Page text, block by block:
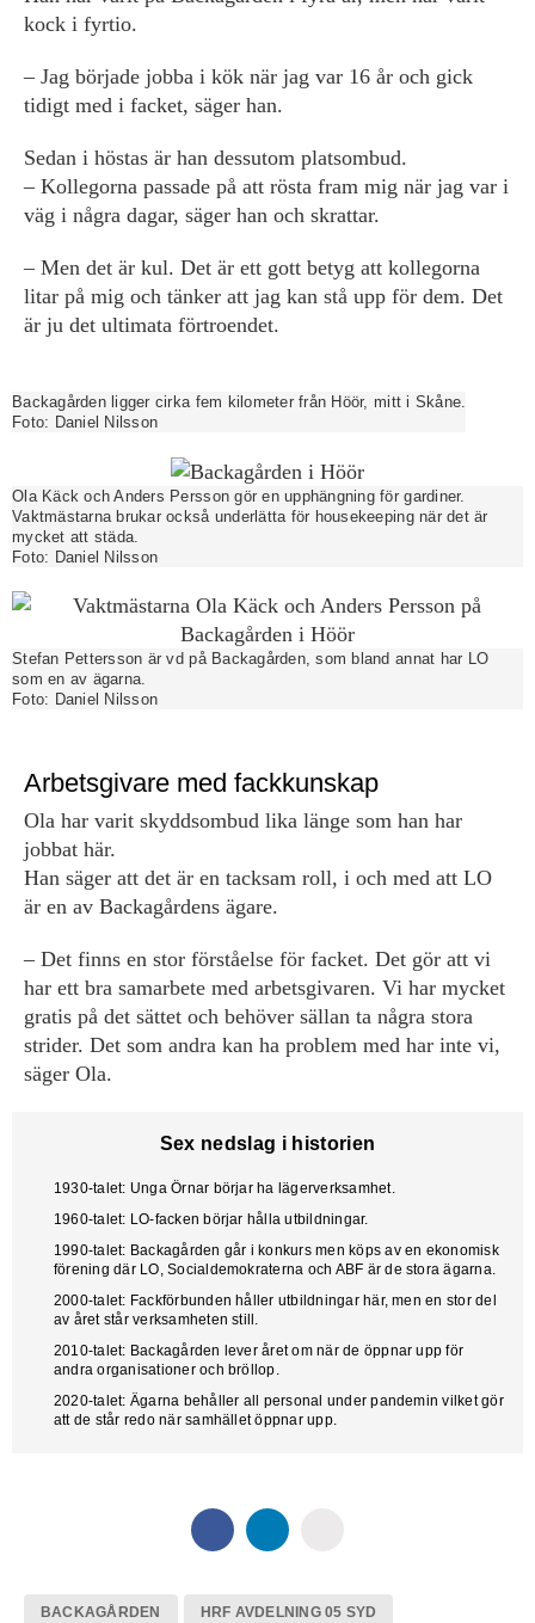
kock i fyrtio.
– Jag började jobba i kök när jag var 16 år och gick
tidigt med i facket, säger han.
Sedan i höstas är han dessutom platsombud.
– Kollegorna passade på att rösta fram mig när jag var i
väg i några dagar, säger han och skrattar.
– Men det är kul. Det är ett gott betyg att kollegorna
litar på mig och tänker att jag kan stå upp för dem. Det
är ju det ultimata förtroendet.
Backagården ligger cirka fem kilometer från Höör, mitt i Skåne.
Foto: Daniel Nilsson
Ola Käck och Anders Persson gör en upphängning för gardiner.
Vaktmästarna brukar också underlätta för housekeeping när det är
mycket att städa.
Foto: Daniel Nilsson
Stefan Pettersson är vd på Backagården, som bland annat har LO
som en av ägarna.
Foto: Daniel Nilsson
Arbetsgivare med fackkunskap
Ola har varit skyddsombud lika länge som han har
jobbat här.
Han säger att det är en tacksam roll, i och med att LO
är en av Backagårdens ägare.
– Det finns en stor förståelse för facket. Det gör att vi
har ett bra samarbete med arbetsgivaren. Vi har mycket
gratis på det sättet och behöver sällan ta några stora
strider. Det som andra kan ha problem med har inte vi,
säger Ola.
Sex nedslag i historien
1930-talet: Unga Örnar börjar ha lägerverksamhet.
1960-talet: LO-facken börjar hålla utbildningar.
1990-talet: Backagården går i konkurs men köps av en ekonomisk
förening där LO, Socialdemokraterna och ABF är de stora ägarna.
2000-talet: Fackförbunden håller utbildningar här, men en stor del
av året står verksamheten still.
2010-talet: Backagården lever året om när de öppnar upp för
andra organisationer och bröllop.
2020-talet: Ägarna behåller all personal under pandemin vilket gör
att de står redo när samhället öppnar upp.
BACKAGÅRDEN HRF AVDELNING 05 SYD